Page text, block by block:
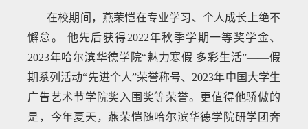
在校期间，燕荣恺在专业学习、个人成长上绝不
懈怠。 他先后获得2022年秋季学期一等奖学金、
2023年哈尔滨华德学院“魅力寒假 多彩生活”——假
期系列活动“先进个人”荣誉称号、2023年中国大学生
广告艺术节学院奖入围奖等荣誉。更值得他骄傲的
是，今年夏天，燕荣恺随哈尔滨华德学院研学团奔